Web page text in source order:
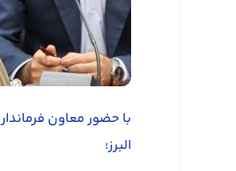
با حضور معاون فرماندار
البرز؛